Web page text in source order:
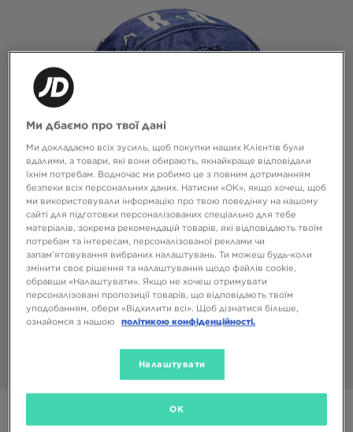
JORDAN РЮКЗАК JAM AIR PATROL BACKPACK
Ми дбаємо про твої дані
Ми докладаємо всіх зусиль, щоб покупки наших Клієнтів були
вдалими, а товари, які вони обирають, якнайкраще відповідали
їхнім потребам. Водночас ми робимо це з повним дотриманням
безпеки всіх персональних даних. Натисни «OK», якщо хочеш, щоб
ми використовували інформацію про твою поведінку на нашому
сайті для підготовки персоналізованих спеціально для тебе
матеріалів, зокрема рекомендацій товарів, які відповідають твоїм
потребам та інтересам, персоналізованої реклами чи
запам’ятовування вибраних налаштувань. Ти можеш будь-коли
змінити своє рішення та налаштування щодо файлів cookie,
обравши «Налаштувати». Якщо не хочеш отримувати
персоналізовані пропозиції товарів, що відповідають твоїм
уподобанням, обери «Відхилити всі». Щоб дізнатися більше,
ознайомся з нашою
політикою конфіденційності.
Налаштувати
OK